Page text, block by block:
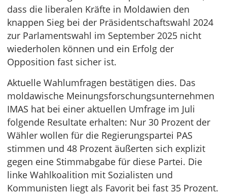
dass die liberalen Kräfte in Moldawien den
knappen Sieg bei der Präsidentschaftswahl 2024
zur Parlamentswahl im September 2025 nicht
wiederholen können und ein Erfolg der
Opposition fast sicher ist.
Aktuelle Wahlumfragen bestätigen dies. Das
moldawische Meinungsforschungsunternehmen
IMAS hat bei einer aktuellen Umfrage im Juli
folgende Resultate erhalten: Nur 30 Prozent der
Wähler wollen für die Regierungspartei PAS
stimmen und 48 Prozent äußerten sich explizit
gegen eine Stimmabgabe für diese Partei. Die
linke Wahlkoalition mit Sozialisten und
Kommunisten liegt als Favorit bei fast 35 Prozent.